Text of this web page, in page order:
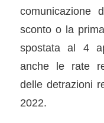
comunicazione
sconto o la
spostata al 4
anche le rate
delle detrazioni
2022.